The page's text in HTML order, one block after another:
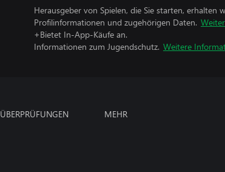
Herausgeber von Spielen, die Sie starten, erhalten
Profilinformationen und zugehörigen Daten.
+Bietet In-App-Käufe an.
Informationen zum Jugendschutz. Weitere
ÜBERPRÜFUNGEN MEHR